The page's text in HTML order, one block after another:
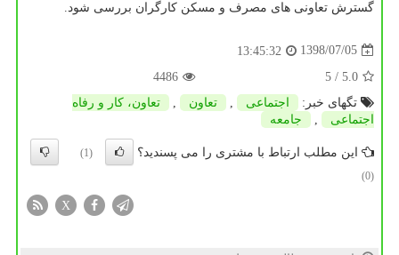
گسترش تعاونی های مصرف و مسكن كارگران بررسی شود.
1398/07/05
13:45:32
5.0
/ 5
4486
تگهای خبر:
اجتماعی , تعاون ,
تعاون، كار و رفاه
اجتماعی
, جامعه
این مطلب ارتباط با مشتری را می پسندید؟
(1)
(0)
X